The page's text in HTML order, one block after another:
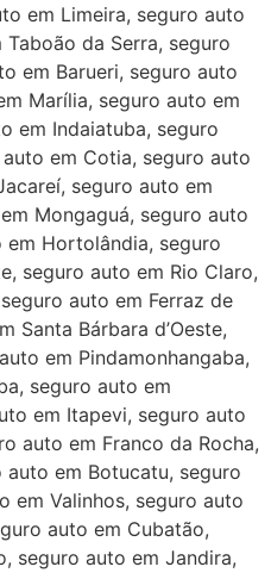
em Limeira, seguro auto
da Serra, seguro
em Barueri, seguro auto
Marília, seguro auto em
em Indaiatuba, seguro
em Cotia, seguro auto
seguro auto em
Mongaguá, seguro auto
em Hortolândia, seguro
seguro auto em Rio Claro,
auto em Ferraz de
Santa Bárbara d’Oeste,
em Pindamonhangaba,
seguro auto em
em Itapevi, seguro auto
auto em Franco da Rocha,
em Botucatu, seguro
em Valinhos, seguro auto
auto em Cubatão,
seguro auto em Jandira,